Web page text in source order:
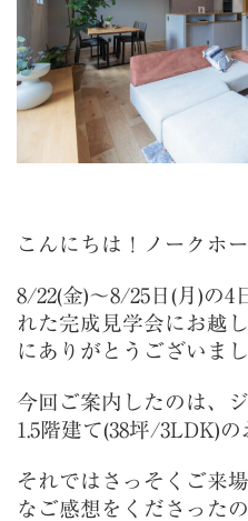
こんにちは！ノークホ
8/22(金)～8/25日(月)の4
れた完成見学会にお越
にありがとうございまし
今回ご案内したのは、
1.5階建て(38坪/3LDK)の
それではさっそくご来
なご感想をくださったの